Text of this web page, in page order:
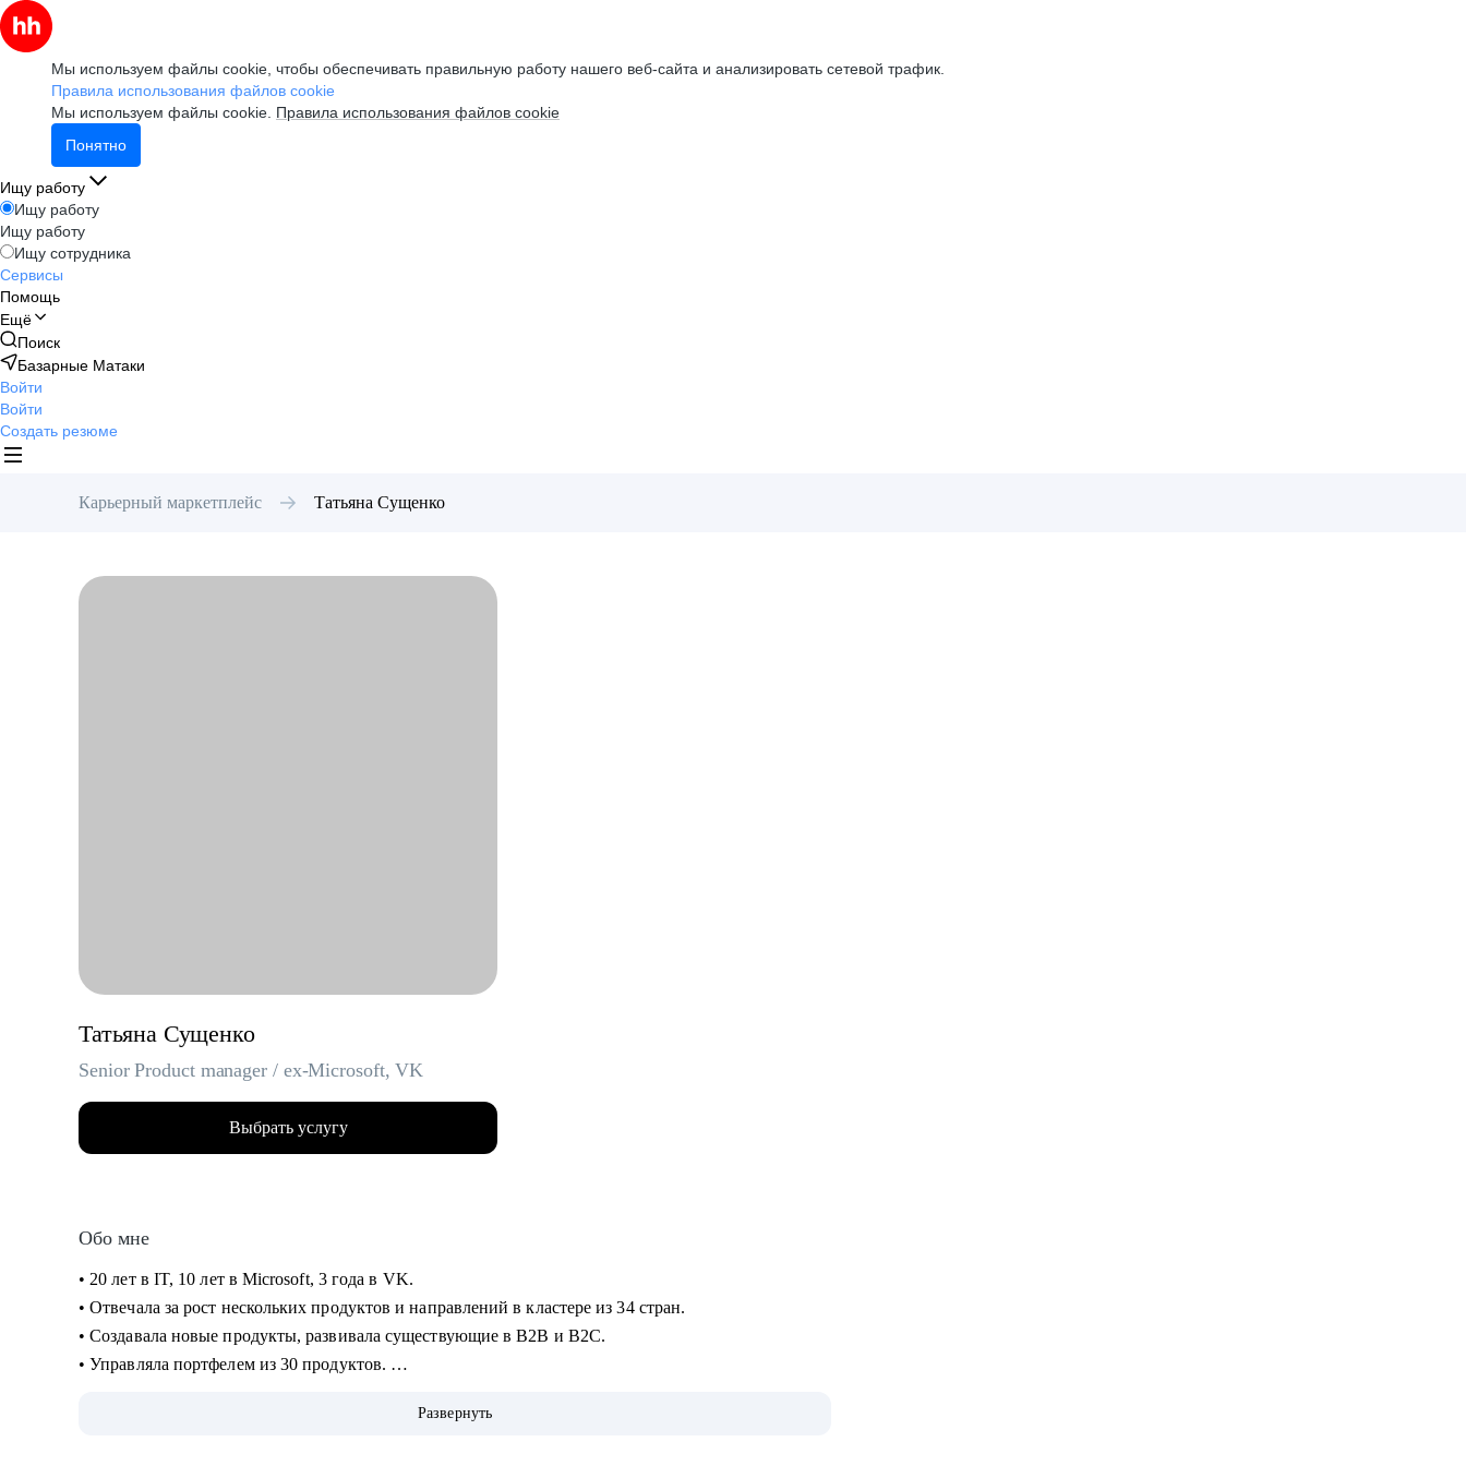
Мы используем файлы cookie, чтобы обеспечивать правильную работу нашего веб-сайта и анализировать сетевой трафик.
Правила использования файлов cookie
Мы используем файлы cookie. Правила использования файлов cookie
Понятно
Ищу работу
Ищу работу
Ищу работу
Ищу сотрудника
Сервисы
Помощь
Ещё
Поиск
Базарные Матаки
Войти
Войти
Создать резюме
Карьерный маркетплейс Татьяна Сущенко
Татьяна Сущенко
Senior Product manager / ex-Microsoft, VK
Выбрать услугу
Обо мне
• 20 лет в IT, 10 лет в Microsoft, 3 года в VK.
• Отвечала за рост нескольких продуктов и направлений в кластере из 34 стран.
• Создавала новые продукты, развивала существующие в B2B и B2C.
• Управляла портфелем из 30 продуктов.
Развернуть